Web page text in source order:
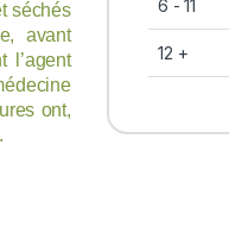
séchés
avant
l’agent
ont,
6 - 11
12 +